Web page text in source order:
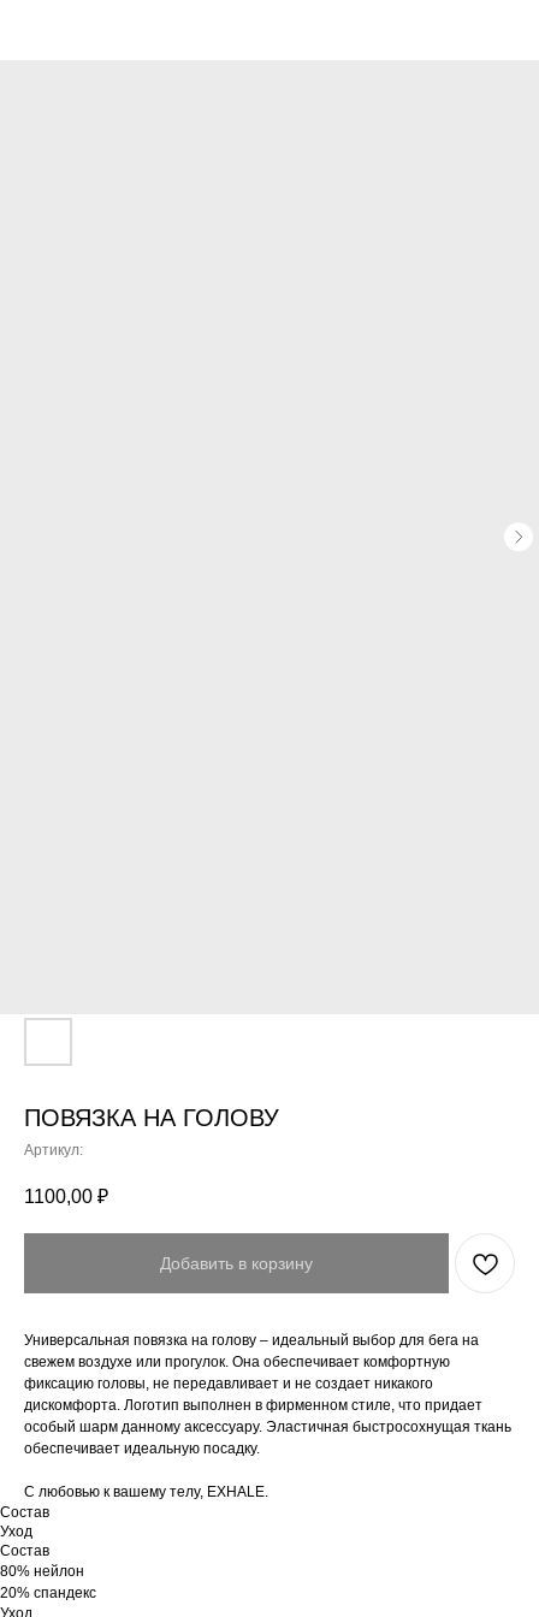
ПОВЯЗКА НА ГОЛОВУ
Артикул:
1100,00 ₽
Добавить в корзину
Универсальная повязка на голову – идеальный выбор для бега на
свежем воздухе или прогулок. Она обеспечивает комфортную
фиксацию головы, не передавливает и не создает никакого
дискомфорта. Логотип выполнен в фирменном стиле, что придает
особый шарм данному аксессуару. Эластичная быстросохнущая ткань
обеспечивает идеальную посадку.
С любовью к вашему телу, EXHALE.
Состав
Уход
Состав
80% нейлон
20% спандекс